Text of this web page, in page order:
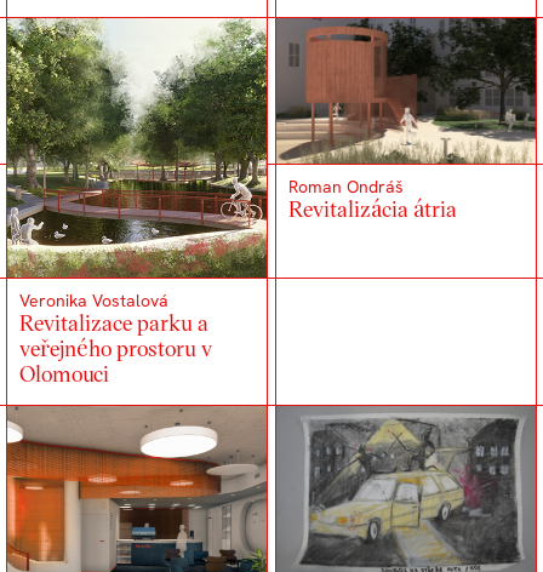
Veronika Vostalová
Revitalizace parku a
veřejného prostoru v
Olomouci
Roman Ondráš
Revitalizácia átria